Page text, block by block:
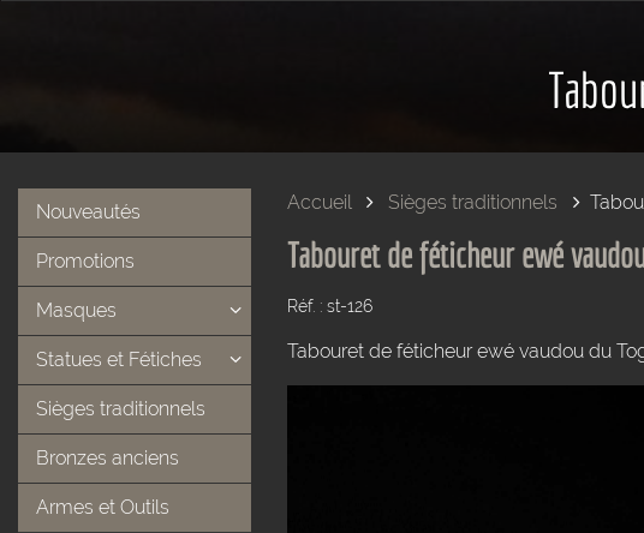
Nouveautés
Promotions
Masques
Statues et Fétiches
Sièges traditionnels
Bronzes anciens
Armes et Outils
Accueil Sièges traditionnels
Tabouret de féticheur ewé
Réf. : st-126
Tabouret de féticheur ewé vaudou du